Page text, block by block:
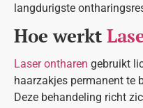
langdurigste
Hoe werkt
Laser ontharen gebruikt
haarzakjes permanent te
Deze behandeling richt